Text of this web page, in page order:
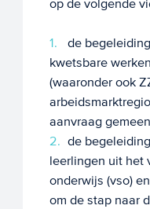
op de volgende
de
kwetsbare
(waaronder ook
aanvraag
de
leerlingen uit het
onderwijs (vso)
om de stap naar